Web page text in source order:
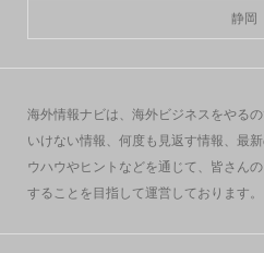
静岡
海外情報ナビは、海外ビジネスをやる
いけない情報、何度も見返す情報、最
ウハウやヒントなどを通じて、皆さん
することを目指して運営しております。